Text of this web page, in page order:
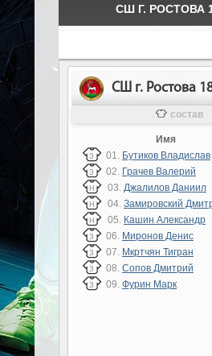
СШ Г. РОСТОВА
СШ г. Ростова
состав
Имя
З 01. Бутиков Владислав
З 02. Грачев Валерий
Н 03. Джалилов Даниил
Н 04. Замировский
Н 05. Кашин Александр
З 06. Миронов Денис
З 07. Мкртчян Тигран
З 08. Сопов Дмитрий
З 09. Фурин Марк